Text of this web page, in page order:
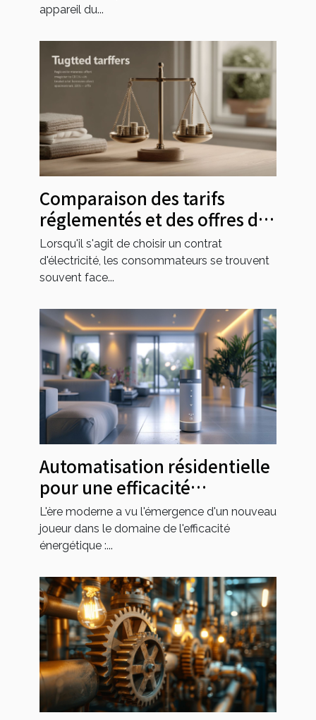
appareil du...
Comparaison des tarifs
réglementés et des offres de
marché en électricité pour
2025
Lorsqu'il s'agit de choisir un contrat
d'électricité, les consommateurs se trouvent
souvent face...
Automatisation résidentielle
pour une efficacité
énergétique maximale
L'ère moderne a vu l'émergence d'un nouveau
joueur dans le domaine de l'efficacité
énergétique :...